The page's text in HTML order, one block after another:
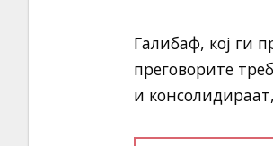
Галибаф, кој ги
преговорите
и